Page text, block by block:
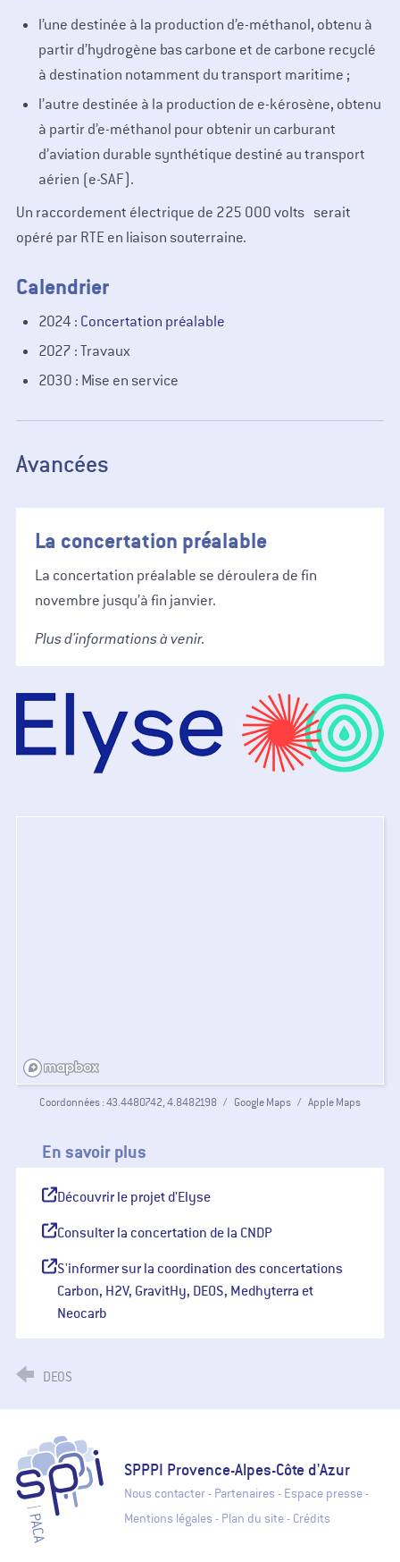
l’une destinée à la production d’e-méthanol, obtenu à
partir d’hydrogène bas carbone et de carbone recyclé
à destination notamment du transport maritime ;
l’autre destinée à la production de e-kérosène, obtenu
à partir d’e-méthanol pour obtenir un carburant
d’aviation durable synthétique destiné au transport
aérien (e-SAF).
Un raccordement électrique de 225 000 volts serait
opéré par RTE en liaison souterraine.
Calendrier
2024 : Concertation préalable
2027 : Travaux
2030 : Mise en service
Avancées
La concertation préalable
La concertation préalable se déroulera de fin
novembre jusqu’à fin janvier.
Plus d'informations à venir.
Coordonnées : 43.4480742, 4.8482198 Google Maps Apple Maps
En savoir plus
Découvrir le projet d'Elyse
Consulter la concertation de la CNDP
S'informer sur la coordination des concertations
Carbon, H2V, GravitHy, DEOS, Medhyterra et
Neocarb
DEOS
SPPPI Paca - Secrétariat Permanent pour la Prévention des
SPPPI Provence-Alpes-Côte d'Azur
Nous contacter- Partenaires - Espace presse-
Mentions légales - Plan du site- Crédits